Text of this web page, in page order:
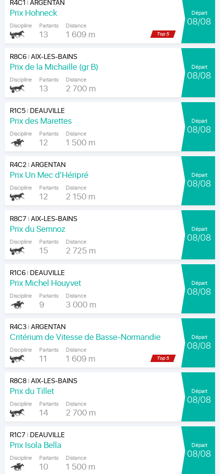
R4C1 |ARGENTAN
Prix Hohneck
Discipline Partants
13
Distance
1 609 m
Départ
08/08
R8C6|AIX-LES-BAINS
Prix de la Michaille (gr B)
Discipline Partants
13
Distance
2 700 m
Départ
08/08
R1C5| DEAUVILLE
Prix des Marettes
Discipline Partants
12
Distance
1 500 m
Départ
08/08
R4C2|ARGENTAN
Prix Un Mec d'Héripré
Discipline Partants
12
Distance
2 150 m
Départ
08/08
R8C7 |AIX-LES-BAINS
Prix du Semnoz
Discipline Partants
15
Distance
2 725 m
Départ
08/08
R1C6| DEAUVILLE
Prix Michel Houyvet
Discipline Partants
9
Distance
3 000 m
Départ
08/08
R4C3|ARGENTAN
Critérium de Vitesse de Basse-Normandie
Discipline Partants
11
Distance
1 609 m
Départ
08/08
R8C8|AIX-LES-BAINS
Prix du Tillet
Discipline Partants
14
Distance
2 700 m
Départ
08/08
R1C7 | DEAUVILLE
Prix Isola Bella
Discipline Partants
10
Distance
1 500 m
Départ
08/08